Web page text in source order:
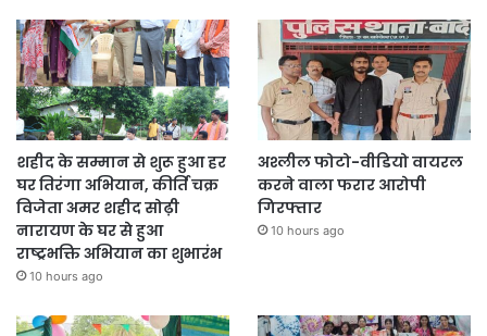
शहीद के सम्मान से शुरू हुआ हर
घर तिरंगा अभियान, कीर्ति चक्र
विजेता अमर शहीद सोढ़ी
नारायण के घर से हुआ
राष्ट्रभक्ति अभियान का शुभारंभ
10 hours ago
अश्लील फोटो-वीडियो वायरल
करने वाला फरार आरोपी
गिरफ्तार
10 hours ago